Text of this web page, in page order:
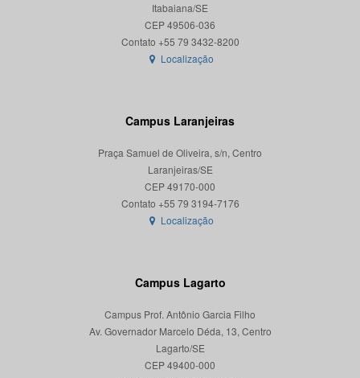
Itabaiana/SE
CEP 49506-036
Localização
Campus Laranjeiras
Praça Samuel de Oliveira, s/n, Centro
Laranjeiras/SE
CEP 49170-000
Localização
Campus Lagarto
Campus Prof. Antônio Garcia Filho
Av. Governador Marcelo Déda, 13, Centro
Lagarto/SE
CEP 49400-000